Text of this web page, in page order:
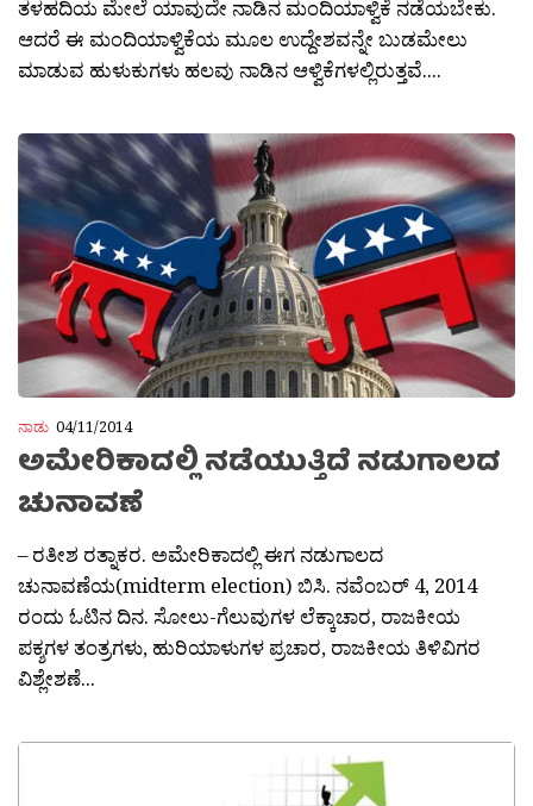
ತಳಹದಿಯ ಮೇಲೆ ಯಾವುದೇ ನಾಡಿನ ಮಂದಿಯಾಳ್ವಿಕೆ ನಡೆಯಬೇಕು.
ಆದರೆ ಈ ಮಂದಿಯಾಳ್ವಿಕೆಯ ಮೂಲ ಉದ್ದೇಶವನ್ನೇ ಬುಡಮೇಲು
ಮಾಡುವ ಹುಳುಕುಗಳು ಹಲವು ನಾಡಿನ ಆಳ್ವಿಕೆಗಳಲ್ಲಿರುತ್ತವೆ....
ನಾಡು 04/11/2014
ಅಮೇರಿಕಾದಲ್ಲಿ ನಡೆಯುತ್ತಿದೆ ನಡುಗಾಲದ
ಚುನಾವಣೆ
– ರತೀಶ ರತ್ನಾಕರ. ಅಮೇರಿಕಾದಲ್ಲಿ ಈಗ ನಡುಗಾಲದ
ಚುನಾವಣೆಯ(midterm election) ಬಿಸಿ. ನವೆಂಬರ್ 4, 2014
ರಂದು ಓಟಿನ ದಿನ. ಸೋಲು-ಗೆಲುವುಗಳ ಲೆಕ್ಕಾಚಾರ, ರಾಜಕೀಯ
ಪಕ್ಶಗಳ ತಂತ್ರಗಳು, ಹುರಿಯಾಳುಗಳ ಪ್ರಚಾರ, ರಾಜಕೀಯ ತಿಳಿವಿಗರ
ವಿಶ್ಲೇಶಣೆ...